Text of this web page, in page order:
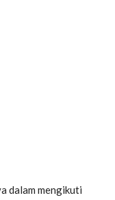
dalam mengikuti